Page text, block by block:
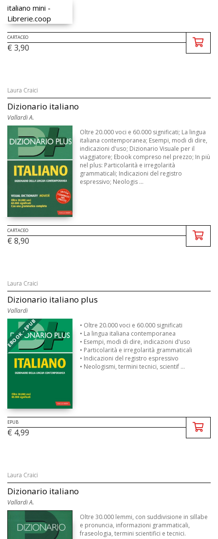
CARTACEO
€ 3,90
Laura Craici
Dizionario italiano
Vallardi A.
Oltre 20.000 voci e 60.000 significati; La lingua
italiana contemporanea; Esempi, modi di dire,
indicazioni d'uso; Dizionario Visuale per il
viaggiatore; Ebook compreso nel prezzo; In più
nel plus: Particolarità e irregolarità
grammaticali; Indicazioni del registro
espressivo; Neologis ...
CARTACEO
€ 8,90
Laura Craici
Dizionario italiano plus
Vallardi
EBOOK - EPUB
• Oltre 20.000 voci e 60.000 significati
• La lingua italiana contemporanea
• Esempi, modi di dire, indicazioni d'uso
• Particolarità e irregolarità grammaticali
• Indicazioni del registro espressivo
• Neologismi, termini tecnici, scientif ...
EPUB
€ 4,99
Laura Craici
Dizionario italiano
Vallardi A.
Oltre 30.000 lemmi, con suddivisione in sillabe
e pronuncia, informazioni grammaticali,
fraseologia, termini scientifici e tecnici.